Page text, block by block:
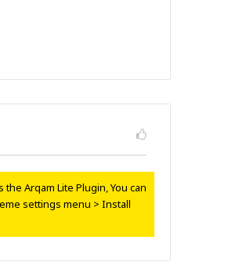
Arqam Lite Plugin, You can
settings menu > Install